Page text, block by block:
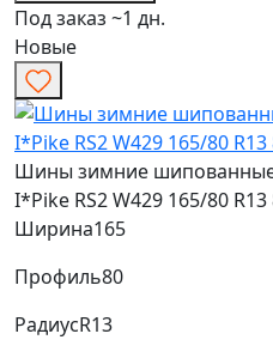
Под заказ ~1 дн.
Новые
Шины зимние
I*Pike RS2 W429 165/80 R13
Ширина165
Профиль80
РадиусR13